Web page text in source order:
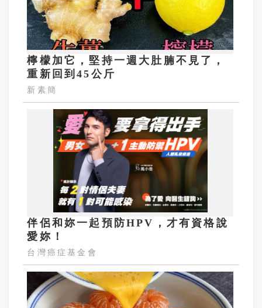
檸檬加它，堅持一週大肚腩不見了，
重新回到45公斤
新素簡
伴侶和妳一起預防HPV，才有資格說
愛妳！
台灣癌症基金會